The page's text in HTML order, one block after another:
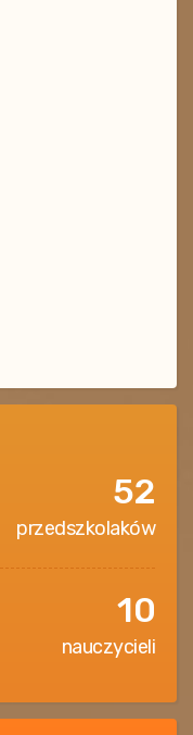
52
przedszkolaków
10
nauczycieli